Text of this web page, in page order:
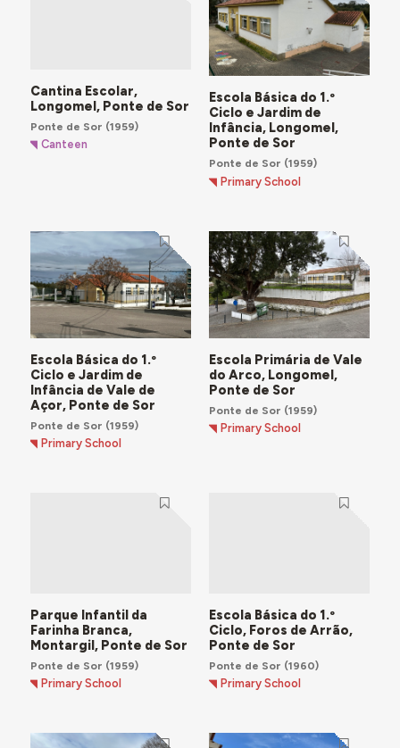
Cantina Escolar,
Longomel, Ponte de Sor
Ponte de Sor (1959)
Canteen
Escola Básica do 1.º
Ciclo e Jardim de
Infância, Longomel,
Ponte de Sor
Ponte de Sor (1959)
Primary School
Escola Básica do 1.º
Ciclo e Jardim de
Infância de Vale de
Açor, Ponte de Sor
Ponte de Sor (1959)
Primary School
Escola Primária de Vale
do Arco, Longomel,
Ponte de Sor
Ponte de Sor (1959)
Primary School
Parque Infantil da
Farinha Branca,
Montargil, Ponte de Sor
Ponte de Sor (1959)
Primary School
Escola Básica do 1.º
Ciclo, Foros de Arrão,
Ponte de Sor
Ponte de Sor (1960)
Primary School